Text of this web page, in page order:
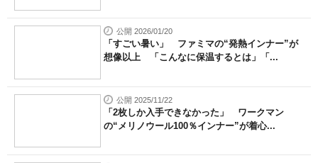
公開 2026/01/20
「すごい暑い」 ファミマの“発熱インナー”が
想像以上 「こんなに保温するとは」「...
公開 2025/11/22
「2枚しか入手できなかった」 ワークマン
の“メリノウール100％インナー”が着心...